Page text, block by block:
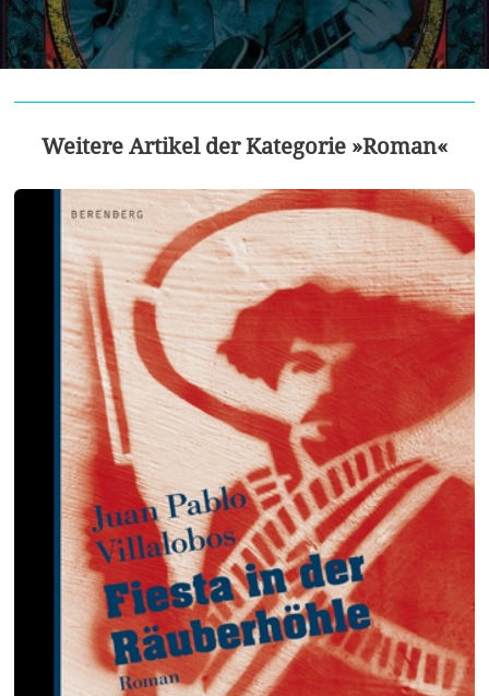
Weitere Artikel der Kategorie »Roman«